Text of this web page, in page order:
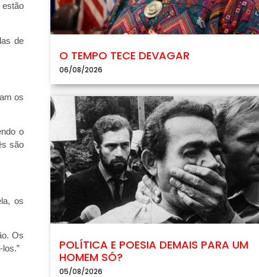
de
os
o
são
os
Os
O TEMPO TECE DEVAGAR
06/08/2026
POLÍTICA E POESIA DEMAIS PARA UM
HOMEM SÓ?
05/08/2026